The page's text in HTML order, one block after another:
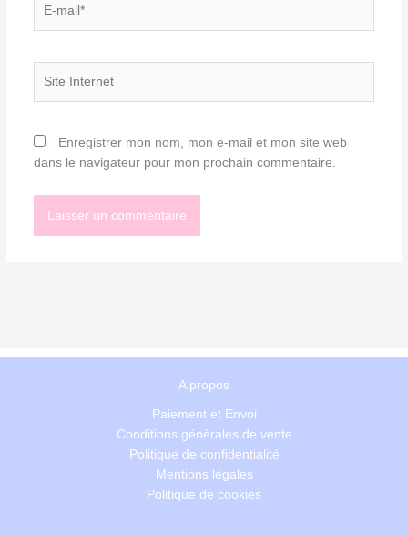
mail*
Enregistrer mon nom, mon e-mail et mon site web
dans le navigateur pour mon prochain commentaire.
A propos
Paiement et Envoi
Conditions générales de vente
Politique de confidentialité
Mentions légales
Politique de cookies